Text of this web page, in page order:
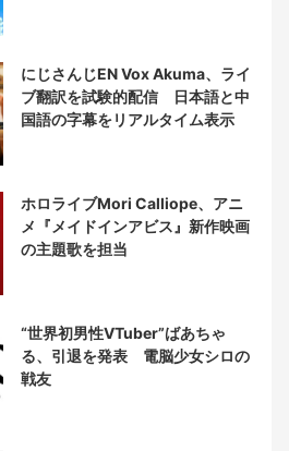
にじさんじEN Vox Akuma、ライ
ブ翻訳を試験的配信 日本語と中
国語の字幕をリアルタイム表示
ホロライブMori Calliope、アニ
メ『メイドインアビス』新作映画
の主題歌を担当
“世界初男性VTuber”ばあちゃ
る、引退を発表 電脳少女シロの
戦友